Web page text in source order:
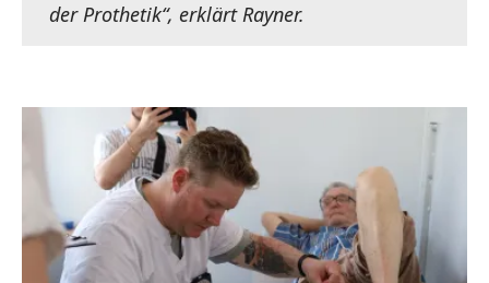
der Prothetik“, erklärt Rayner.